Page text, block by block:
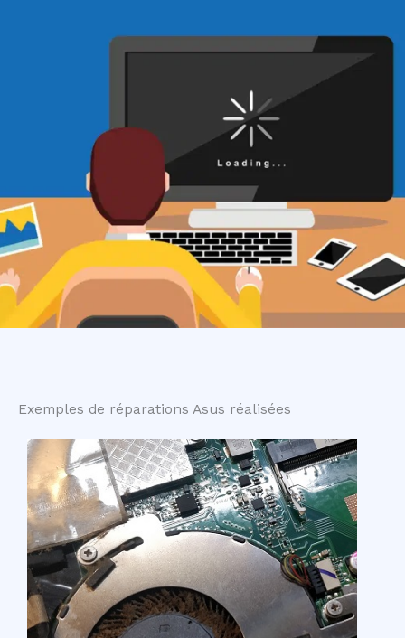
Exemples de réparations Asus réalisées